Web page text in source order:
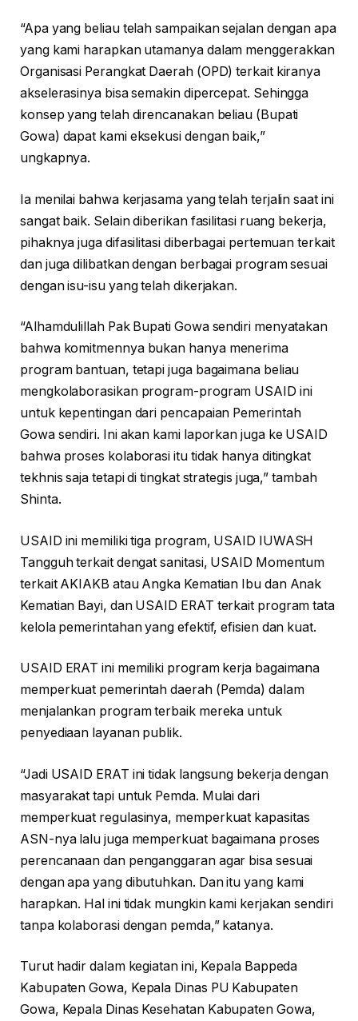
“Apa yang beliau telah sampaikan sejalan dengan apa
yang kami harapkan utamanya dalam menggerakkan
Organisasi Perangkat Daerah (OPD) terkait kiranya
akselerasinya bisa semakin dipercepat. Sehingga
konsep yang telah direncanakan beliau (Bupati
Gowa) dapat kami eksekusi dengan baik,”
ungkapnya.
Ia menilai bahwa kerjasama yang telah terjalin saat ini
sangat baik. Selain diberikan fasilitasi ruang bekerja,
pihaknya juga difasilitasi diberbagai pertemuan terkait
dan juga dilibatkan dengan berbagai program sesuai
dengan isu-isu yang telah dikerjakan.
“Alhamdulillah Pak Bupati Gowa sendiri menyatakan
bahwa komitmennya bukan hanya menerima
program bantuan, tetapi juga bagaimana beliau
mengkolaborasikan program-program USAID ini
untuk kepentingan dari pencapaian Pemerintah
Gowa sendiri. Ini akan kami laporkan juga ke USAID
bahwa proses kolaborasi itu tidak hanya ditingkat
tekhnis saja tetapi di tingkat strategis juga,” tambah
Shinta.
USAID ini memiliki tiga program, USAID IUWASH
Tangguh terkait dengat sanitasi, USAID Momentum
terkait AKIAKB atau Angka Kematian Ibu dan Anak
Kematian Bayi, dan USAID ERAT terkait program tata
kelola pemerintahan yang efektif, efisien dan kuat.
USAID ERAT ini memiliki program kerja bagaimana
memperkuat pemerintah daerah (Pemda) dalam
menjalankan program terbaik mereka untuk
penyediaan layanan publik.
“Jadi USAID ERAT ini tidak langsung bekerja dengan
masyarakat tapi untuk Pemda. Mulai dari
memperkuat regulasinya, memperkuat kapasitas
ASN-nya lalu juga memperkuat bagaimana proses
perencanaan dan penganggaran agar bisa sesuai
dengan apa yang dibutuhkan. Dan itu yang kami
harapkan. Hal ini tidak mungkin kami kerjakan sendiri
tanpa kolaborasi dengan pemda,” katanya.
Turut hadir dalam kegiatan ini, Kepala Bappeda
Kabupaten Gowa, Kepala Dinas PU Kabupaten
Gowa, Kepala Dinas Kesehatan Kabupaten Gowa,